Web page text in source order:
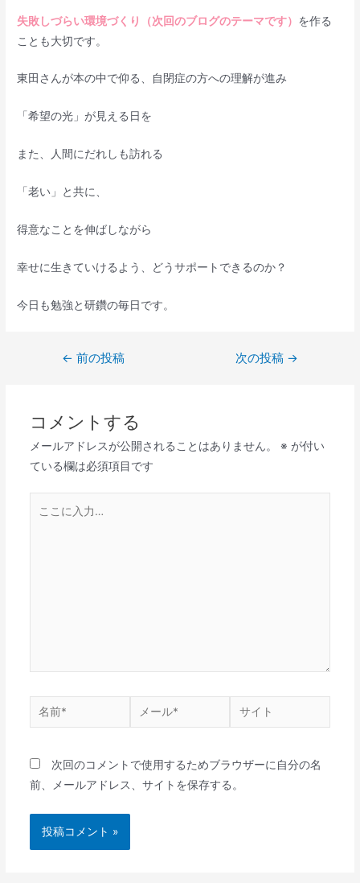
失敗しづらい環境づくり（次回のブログのテーマです） を作る
ことも大切です。
東田さんが本の中で仰る、自閉症の方への理解が進み
「希望の光」が見える日を
また、人間にだれしも訪れる
「老い」と共に、
得意なことを伸ばしながら
幸せに生きていけるよう、どうサポートできるのか？
今日も勉強と研鑽の毎日です。
← 前の投稿 次の投稿 →
コメントする
メールアドレスが公開されることはありません。 ※ が付い
ている欄は必須項目です
次回のコメントで使用するためブラウザーに自分の名
前、メールアドレス、サイトを保存する。